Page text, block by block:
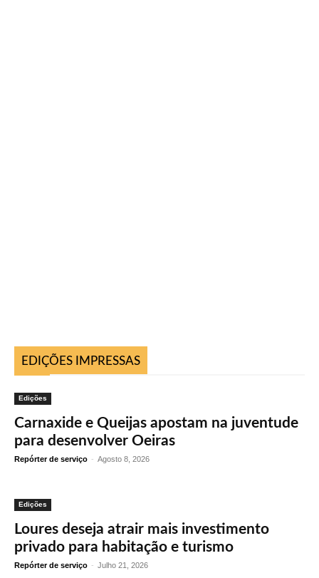
EDIÇÕES IMPRESSAS
Edições
Carnaxide e Queijas apostam na juventude
para desenvolver Oeiras
Repórter de serviço - Agosto 8, 2026
Edições
Loures deseja atrair mais investimento
privado para habitação e turismo
Repórter de serviço - Julho 21, 2026